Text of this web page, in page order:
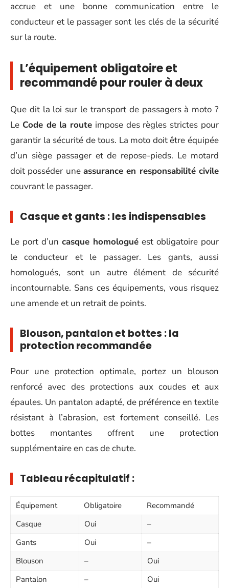
accrue et une bonne communication entre le
conducteur et le passager sont les clés de la sécurité
sur la route.
L’équipement obligatoire et
recommandé pour rouler à deux
Que dit la loi sur le transport de passagers à moto ?
Le Code de la route impose des règles strictes pour
garantir la sécurité de tous. La moto doit être équipée
d’un siège passager et de repose-pieds. Le motard
doit posséder une assurance en responsabilité civile
couvrant le passager.
Casque et gants : les indispensables
Le port d’un casque homologué est obligatoire pour
le conducteur et le passager. Les gants, aussi
homologués, sont un autre élément de sécurité
incontournable. Sans ces équipements, vous risquez
une amende et un retrait de points.
Blouson, pantalon et bottes : la
protection recommandée
Pour une protection optimale, portez un blouson
renforcé avec des protections aux coudes et aux
épaules. Un pantalon adapté, de préférence en textile
résistant à l’abrasion, est fortement conseillé. Les
bottes montantes offrent une protection
supplémentaire en cas de chute.
Tableau récapitulatif :
Équipement Obligatoire
Recommandé
Casque
Oui
–
Gants
Oui
–
Blouson
–
Oui
Pantalon
– Oui